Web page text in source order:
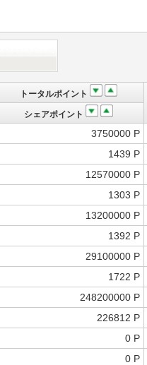
トータルポイント
シェアポイント
3750000 P
1439 P
12570000 P
1303 P
13200000 P
1392 P
29100000 P
1722 P
248200000 P
226812 P
0 P
0 P